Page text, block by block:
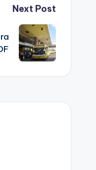
Next Post